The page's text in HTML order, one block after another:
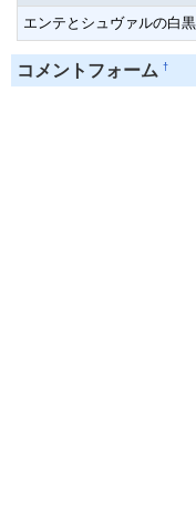
エンテとシュヴァルの白
コメントフォーム †